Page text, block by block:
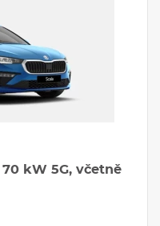
70 kW 5G, včetně